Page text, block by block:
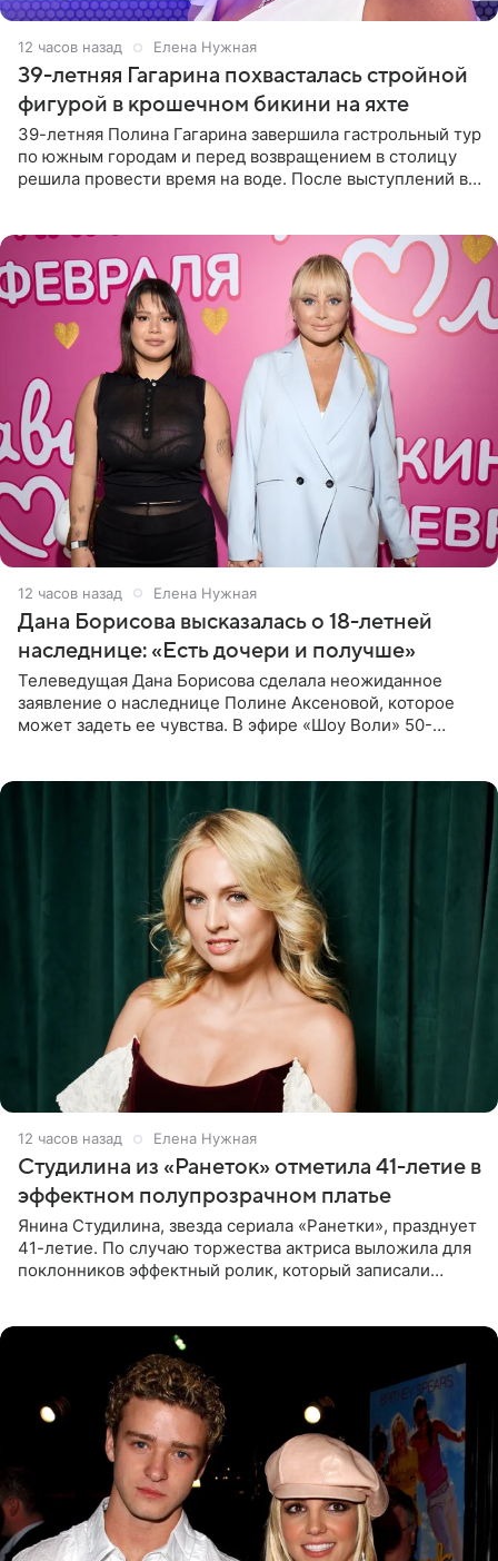
12 часов назад Елена Нужная
39-летняя Гагарина похвасталась стройной
фигурой в крошечном бикини на яхте
39-летняя Полина Гагарина завершила гастрольный тур
по южным городам и перед возвращением в столицу
решила провести время на воде. После выступлений в
12 часов назад Елена Нужная
Дана Борисова высказалась о 18-летней
наследнице: «Есть дочери и получше»
Телеведущая Дана Борисова сделала неожиданное
заявление о наследнице Полине Аксеновой, которое
может задеть ее чувства. В эфире «Шоу Воли» 50-
12 часов назад Елена Нужная
Студилина из «Ранеток» отметила 41-летие в
эффектном полупрозрачном платье
Янина Студилина, звезда сериала «Ранетки», празднует
41-летие. По случаю торжества актриса выложила для
поклонников эффектный ролик, который записали